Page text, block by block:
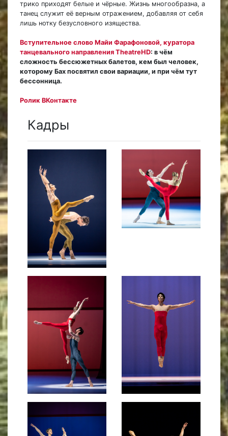
трико приходят белые и чёрные. Жизнь многообразна, а
танец служит её верным отражением, добавляя от себя
лишь нотку безусловного изящества.
Вступительное слово Майи Фарафоновой, куратора
танцевального направления TheatreHD: в чём
сложность бессюжетных балетов, кем был человек,
которому Бах посвятил свои вариации, и при чём тут
бессонница.
Ролик ВКонтакте
Кадры